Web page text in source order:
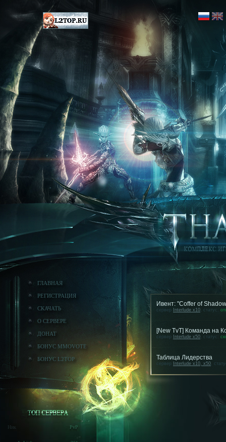
ГЛАВНАЯ
РЕГИСТРАЦИЯ
СКАЧАТЬ
О СЕРВЕРЕ
ДОНАТ
БОНУС MMOVOTE
БОНУС L2TOP
Ник PvP
Ивент: "Coffer of
сервер Interlude x10, статус:
[New TvT] Команда на
сервер Interlude x50, статус:
Таблица Лидерства
сервер Interlude x10, x50,